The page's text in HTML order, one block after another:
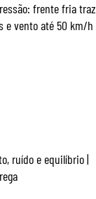
frente fria traz
e vento até 50 km/h
ruído e equilíbrio |